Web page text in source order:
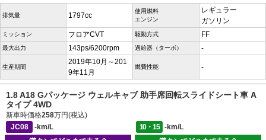
排気量 1797cc
使用燃料
エンジン
レギュラー
ガソリン
ミッション フロアCVT 駆動方式 FF
最大出力 143ps/6200rpm 過給器（ターボ） -
生産期間
2019年10月～201
9年11月
燃費性能 -
1.8 A18 Gパッケージ ウェルキャブ 助手席回転スライドシート車 A
タイプ 4WD
新車時価格258万円(税込)
JC08
-km/L 10・15
-km/L